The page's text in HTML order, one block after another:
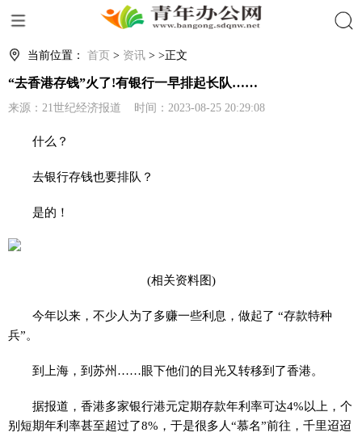
当前位置： 首页 > 资讯 > >正文
“去香港存钱”火了!有银行一早排起长队……
来源：21世纪经济报道 时间：2023-08-25 20:29:08
什么？
去银行存钱也要排队？
是的！
(相关资料图)
今年以来，不少人为了多赚一些利息，做起了 “存款特种
兵”。
到上海，到苏州……眼下他们的目光又转移到了香港。
据报道，香港多家银行港元定期存款年利率可达4%以上，个
别短期年利率甚至超过了8%，于是很多人“慕名”前往，千里迢迢